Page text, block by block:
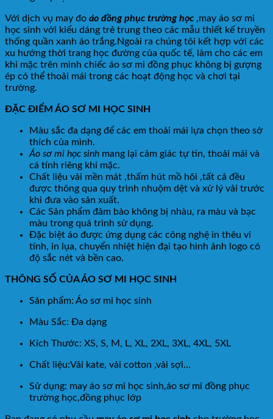
Với dịch vụ may đo áo đồng phục trường học ,may áo sơ mi
học sinh với kiểu dáng trẻ trung theo các mẫu thiết kế truyền
thống quần xanh áo trắng.Ngoài ra chúng tôi kết hợp với các
xu hướng thời trang học đường của quốc tế, làm cho các em
khi mặc trên mình chiếc áo sơ mi đồng phục không bị gượng
ép có thể thoải mái trong các hoạt động học và chơi tại
trường.
ĐẶC ĐIỂM ÁO SƠ MI HỌC SINH
Màu sắc đa dạng để các em thoải mái lựa chọn theo sở
thích của mình.
Áo sơ mi học sinh mang lại cảm giác tự tin, thoải mái và
cá tính riêng khi mặc.
Chất liệu vải mền mát ,thấm hút mồ hôi ,tất cả đều
được thông qua quy trình nhuộm dệt và xử lý vải trước
khi đưa vào sản xuất.
Các Sản phẩm đảm bảo không bị nhàu, ra màu và bạc
màu trong quá trình sử dụng.
Đặc biệt áo được ứng dụng các công nghệ in thêu vi
tính, in lụa, chuyển nhiệt hiện đại tạo hình ảnh logo có
độ sắc nét và bền cao.
THÔNG SỐ CỦA ÁO SƠ MI HỌC SINH
Sản phẩm: Áo sơ mi học sinh
Màu Sắc: Đa dạng
Kích Thước: XS, S, M, L, XL, 2XL, 3XL, 4XL, 5XL
Chất liệu:Vải kate, vải cotton ,vải sợi…
Sử dụng: may áo sơ mi học sinh,áo sơ mi đồng phục
trường học,đồng phục lớp